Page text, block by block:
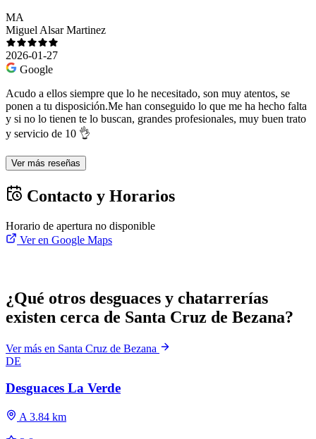
MA
Miguel Alsar Martinez
2026-01-27
Google
Acudo a ellos siempre que lo he necesitado, son muy atentos, se
ponen a tu disposición.Me han conseguido lo que me ha hecho falta
y si no lo tienen te lo buscan, grandes profesionales, muy buen trato
y servicio de 10 👌
Ver más reseñas
Contacto y Horarios
Horario de apertura no disponible
Ver en Google Maps
¿Qué otros desguaces y chatarrerías
existen cerca de Santa Cruz de Bezana?
Ver más en Santa Cruz de Bezana
DE
Desguaces La Verde
A 3.84 km